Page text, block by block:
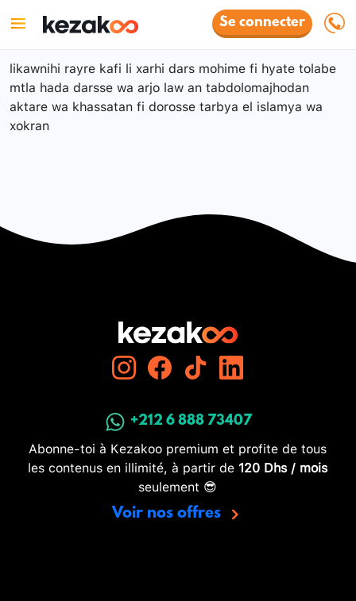
Se connecter
likawnihi rayre kafi li xarhi dars mohime fi hyate tolabe
mtla hada darsse wa arjo law an tabdolomajhodan
aktare wa khassatan fi dorosse tarbya el islamya wa
xokran
+212 6 888 73407
Abonne-toi à Kezakoo premium et profite de tous
les contenus en illimité, à partir de 120 Dhs / mois
seulement 😎
Voir nos offres